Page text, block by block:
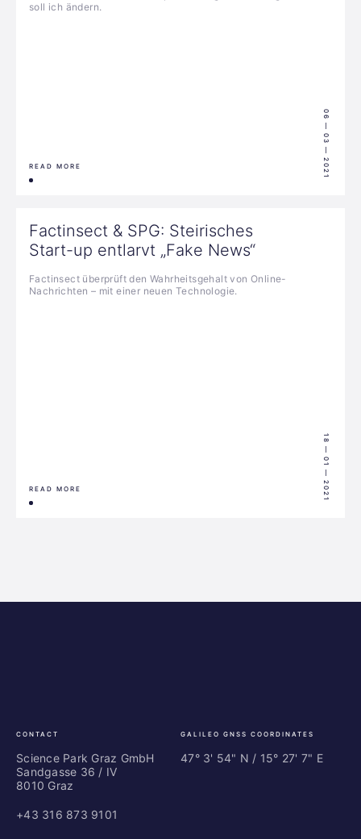
soll ich ändern.
READ MORE 06 — 03 — 2021
Factinsect & SPG: Steirisches
Start-up entlarvt „Fake News“
Factinsect überprüft den Wahrheitsgehalt von Online-
Nachrichten – mit einer neuen Technologie.
READ MORE 18 — 01 — 2021
CONTACT
Science Park Graz GmbH
Sandgasse 36 / IV
8010 Graz
+43 316 873 9101
GALILEO GNSS COORDINATES
47° 3' 54" N / ­15° 27' 7" E